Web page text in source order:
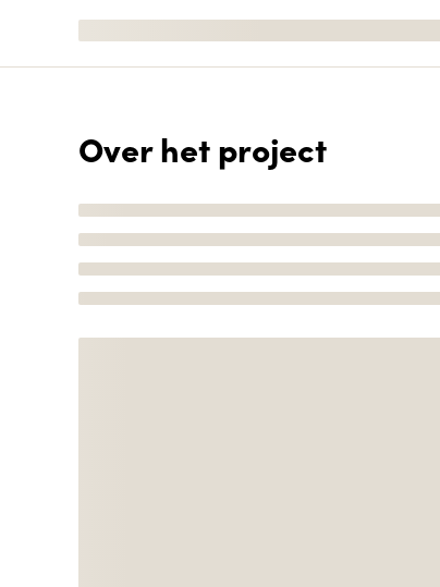
Over het project